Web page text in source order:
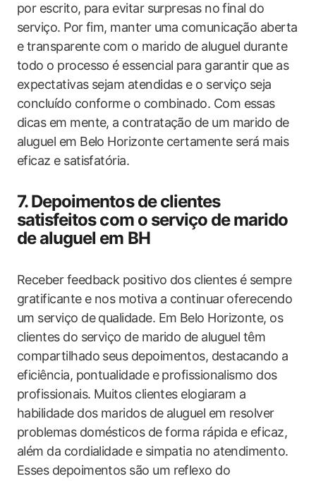
por escrito, para evitar surpresas no final do
serviço. Por fim, manter uma comunicação aberta
e transparente com o marido de aluguel durante
todo o processo é essencial para garantir que as
expectativas sejam atendidas e o serviço seja
concluído conforme o combinado. Com essas
dicas em mente, a contratação de um marido de
aluguel em Belo Horizonte certamente será mais
eficaz e satisfatória.
7. Depoimentos de clientes
satisfeitos com o serviço de marido
de aluguel em BH
Receber feedback positivo dos clientes é sempre
gratificante e nos motiva a continuar oferecendo
um serviço de qualidade. Em Belo Horizonte, os
clientes do serviço de marido de aluguel têm
compartilhado seus depoimentos, destacando a
eficiência, pontualidade e profissionalismo dos
profissionais. Muitos clientes elogiaram a
habilidade dos maridos de aluguel em resolver
problemas domésticos de forma rápida e eficaz,
além da cordialidade e simpatia no atendimento.
Esses depoimentos são um reflexo do